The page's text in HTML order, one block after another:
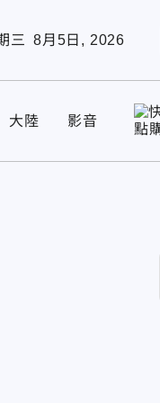
三 8月5日, 2026
大陸 影音